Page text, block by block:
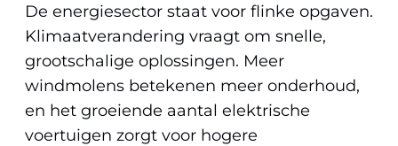
De energiesector staat voor flinke opgaven.
Klimaatverandering vraagt om snelle,
grootschalige oplossingen. Meer
windmolens betekenen meer onderhoud,
en het groeiende aantal elektrische
voertuigen zorgt voor hogere